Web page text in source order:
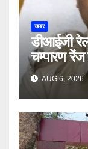
खबर
डीआईजी
चम्पारण रेंज
AUG 6, 2026